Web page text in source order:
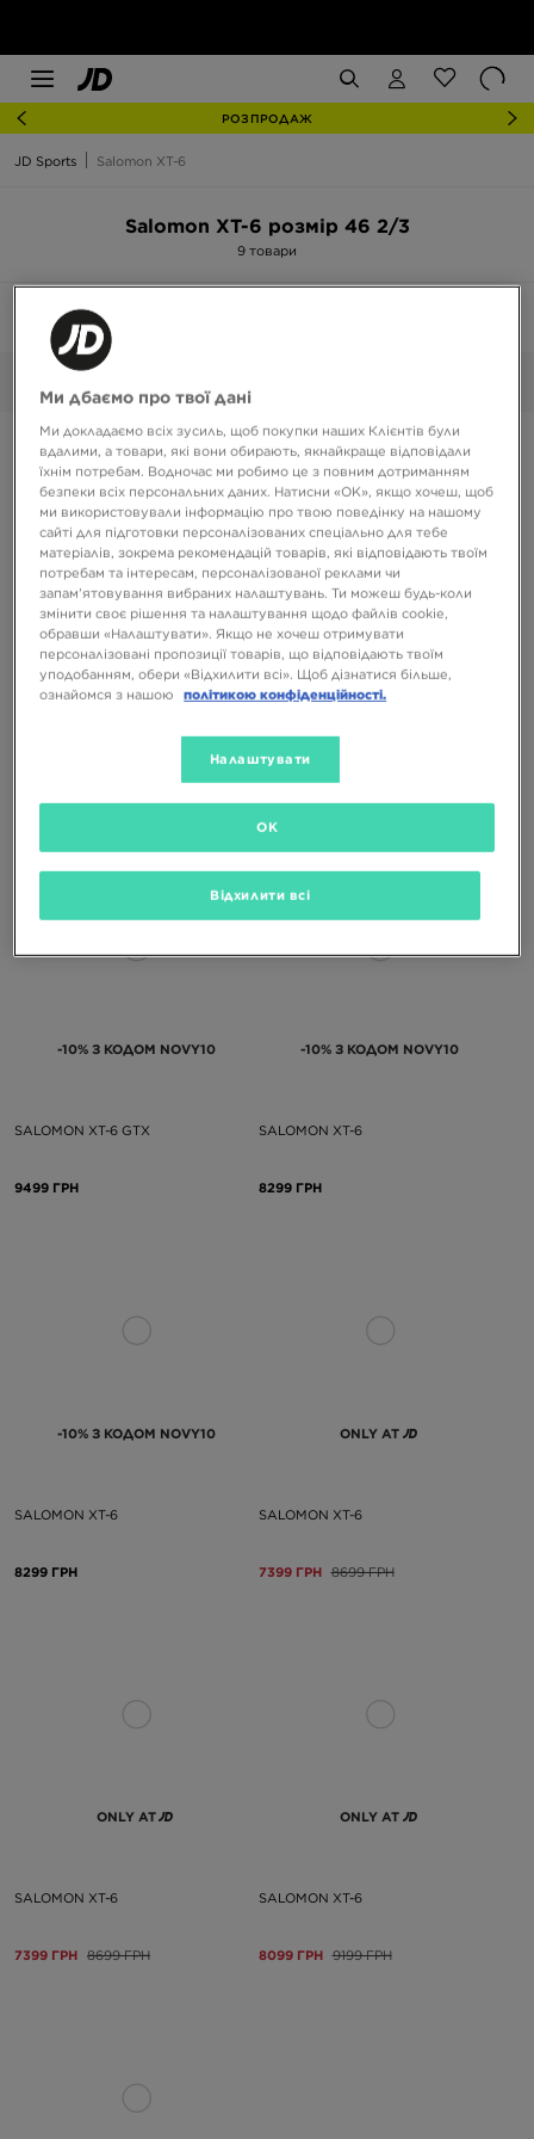
РОЗПРОДАЖ
JD Sports Salomon XT-6
Salomon XT-6 розмір 46 2/3
9 товари
Сортувати:
-10% З КОДОМ NOVY10
8299 ГРН
-10% З КОДОМ NOVY10
8299 ГРН
-10% З КОДОМ NOVY10
SALOMON XT-6 GTX
9499 ГРН
-10% З КОДОМ NOVY10
SALOMON XT-6
8299 ГРН
-10% З КОДОМ NOVY10
SALOMON XT-6
8299 ГРН
ONLY AT
SALOMON XT-6
7399 ГРН 8699 ГРН
ONLY AT
SALOMON XT-6
7399 ГРН 8699 ГРН
ONLY AT
SALOMON XT-6
8099 ГРН 9199 ГРН
Ми дбаємо про твої дані
Ми докладаємо всіх зусиль, щоб покупки наших Клієнтів були
вдалими, а товари, які вони обирають, якнайкраще відповідали
їхнім потребам. Водночас ми робимо це з повним дотриманням
безпеки всіх персональних даних. Натисни «OK», якщо хочеш, щоб
ми використовували інформацію про твою поведінку на нашому
сайті для підготовки персоналізованих спеціально для тебе
матеріалів, зокрема рекомендацій товарів, які відповідають твоїм
потребам та інтересам, персоналізованої реклами чи
запам’ятовування вибраних налаштувань. Ти можеш будь-коли
змінити своє рішення та налаштування щодо файлів cookie,
обравши «Налаштувати». Якщо не хочеш отримувати
персоналізовані пропозиції товарів, що відповідають твоїм
уподобанням, обери «Відхилити всі». Щоб дізнатися більше,
ознайомся з нашою
політикою конфіденційності.
Налаштувати
Відхилити всі
OK